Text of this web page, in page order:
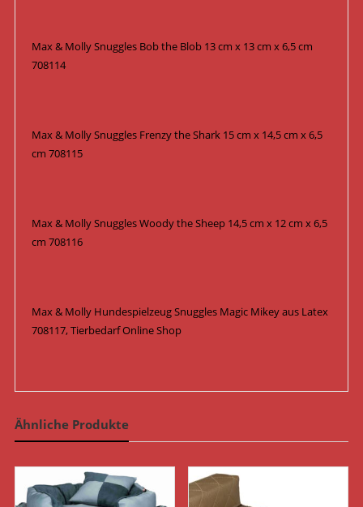
Max & Molly Snuggles Bob the Blob 13 cm x 13 cm x 6,5 cm
708114
Max & Molly Snuggles Frenzy the Shark 15 cm x 14,5 cm x 6,5
cm 708115
Max & Molly Snuggles Woody the Sheep 14,5 cm x 12 cm x 6,5
cm 708116
Max & Molly Hundespielzeug Snuggles Magic Mikey aus Latex
708117, Tierbedarf Online Shop
Ähnliche Produkte